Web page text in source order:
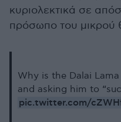
κυριολεκτικά σε
πρόσωπο του μικρού
Why is the Dalai
and asking him to
pic.twitter.com/